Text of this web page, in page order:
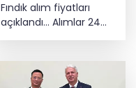
Fındık alım fiyatları
açıklandı... Alımlar 24
Ağustos'ta başlıyor